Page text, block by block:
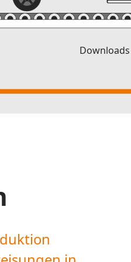
+49 5251 68262-00
Downloads